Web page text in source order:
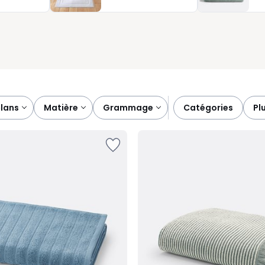
et immédiate.
matière grammage catégories